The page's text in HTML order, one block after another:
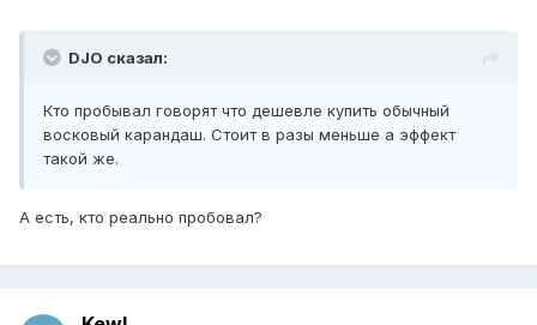
DJO сказал:
Кто пробывал говорят что дешевле купить обычный
восковый карандаш. Стоит в разы меньше а эффект
такой же.
А есть, кто реально пробовал?